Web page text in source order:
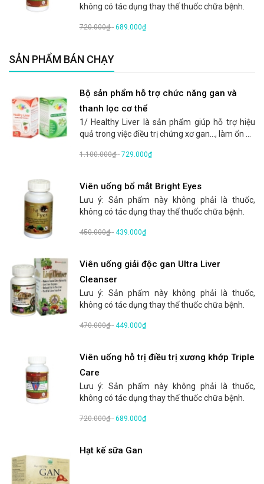
không có tác dụng thay thế thuốc chữa bệnh.
720.000₫- 689.000₫
SẢN PHẨM BÁN CHẠY
Bộ sản phẩm hỗ trợ chức năng gan và
thanh lọc cơ thể
1/ Healthy Liver là sản phẩm giúp hỗ trợ hiệu
quả trong việc điều trị chứng xơ gan..., làm ổn ...
1.100.000₫- 729.000₫
Viên uống bổ mắt Bright Eyes
Lưu ý: Sản phẩm này không phải là thuốc,
không có tác dụng thay thế thuốc chữa bệnh.
450.000₫- 439.000₫
Viên uống giải độc gan Ultra Liver
Cleanser
Lưu ý: Sản phẩm này không phải là thuốc,
không có tác dụng thay thế thuốc chữa bệnh.
470.000₫- 449.000₫
Viên uống hỗ trị điều trị xương khớp Triple
Care
Lưu ý: Sản phẩm này không phải là thuốc,
không có tác dụng thay thế thuốc chữa bệnh.
720.000₫- 689.000₫
Hạt kế sữa Gan